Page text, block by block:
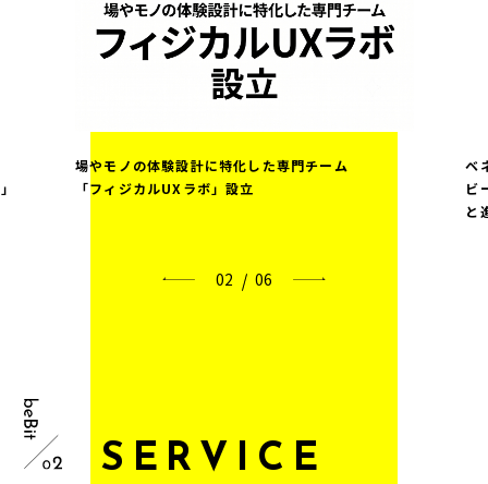
場やモノの体験設計に特化した専門チーム
「フィジカルUXラボ」設立
ベ
ビ
と
02 06
S E R V I C E